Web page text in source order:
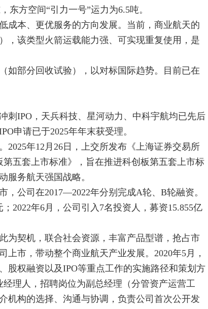
东方空间“引力一号”运力为6.5吨。
成本、更优服务的方向发展。当前，商业航天的
，该类型火箭运载能力强、可实现重复使用，是
如部分回收试验），以对标国际趋势。目前已在
刺IPO，天兵科技、星河动力、中科宇航均已先后
申请已于2025年年末获受理。
2025年12月26日，上交所发布《上海证券交易所
五套上市标准》，旨在推进科创板第五套上市标
服务航天强国战略。
公司在2017—2022年分别完成A轮、B轮融资。
2022年6月，公司引入7名投资人，募资15.855亿
为契机，联合社会资源，丰富产品型谱，抢占市
市，带动整个商业航天产业发展。2020年5月，
股权融资以及IPO等重点工作的实施路径和策划方
理人，招聘岗位为副总经理（分管资产运营工
机构的选择、沟通与协调，负责公司首次公开发